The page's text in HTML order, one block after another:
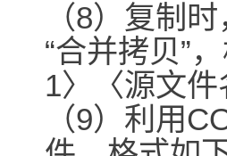
（8）复制
“合并拷贝”
1〉〈源文
（9）利用